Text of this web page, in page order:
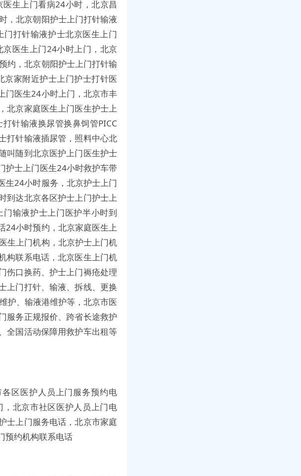
生上门看病24小时，北京昌
，北京朝阳护士上门打针输液
打针输液护士北京医生上门
医生上门24小时上门，北京
约，北京朝阳护士上门打针输
家附近护士上门护士打针医
门医生24小时上门，北京市丰
北京家庭医生上门医生护士上
针输液换尿管换鼻饲管PICC
打针输液插尿管，照料中心北
叫随到北京医护上门医生护士
护士上门医生24小时救护车带
生24小时服务，北京护士上门
到达北京各区护士上门护士上
输液护士上门医护半小时到
24小时预约，北京家庭医生上
生上门机构，北京护士上门机
构联系电话，北京医生上门机
伤口换药、护士上门褥疮处理
上门打针、输液、拆线、更换
护、输液港维护等，北京市医
服务正规报价、跨省长途救护
全国活动保障用救护车出租等
区医护人员上门服务预约电
北京市社区医护人员上门电
士上门服务电话，北京市家庭
预约机构联系电话